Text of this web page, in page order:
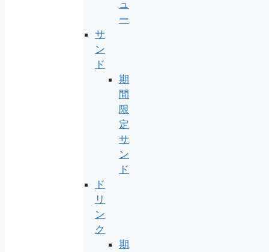
ュ
ー
サ
ン
ド
期
間
限
定
サ
ン
ド
ド
リ
ン
ク
期